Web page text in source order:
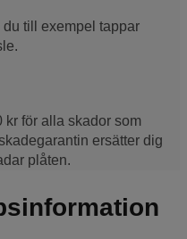
till exempel tappar
för alla skador som
ersätter dig
plåten.